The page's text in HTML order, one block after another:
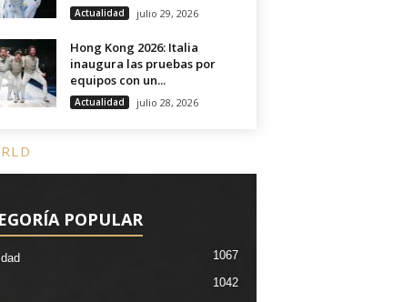
Actualidad julio 29, 2026
Hong Kong 2026: Italia
inaugura las pruebas por
equipos con un...
Actualidad julio 28, 2026
POPULAR
1067
1042